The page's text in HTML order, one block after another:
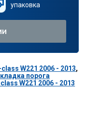
упаковка
W221 2006 - 2013,
порога
W221 2006 - 2013